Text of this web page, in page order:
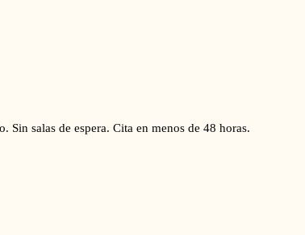
salas de espera. Cita en menos de 48 horas.